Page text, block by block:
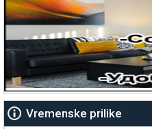
Vremenske prilike